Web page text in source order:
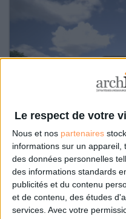
Le respect de votre
Nous et nos partenaires
informations sur un appareil,
des données personnelles
des informations standards
publicités et du contenu
et de contenu, des études
services. Avec votre
Le 24/oct/2025
Bruno Texier
Le nouveau bâtiment, situé au
Maison de l’Histoire et des
Lire la suite...